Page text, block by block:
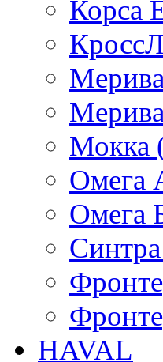
Корса
Мокка
Омега
Омега
HAVAL